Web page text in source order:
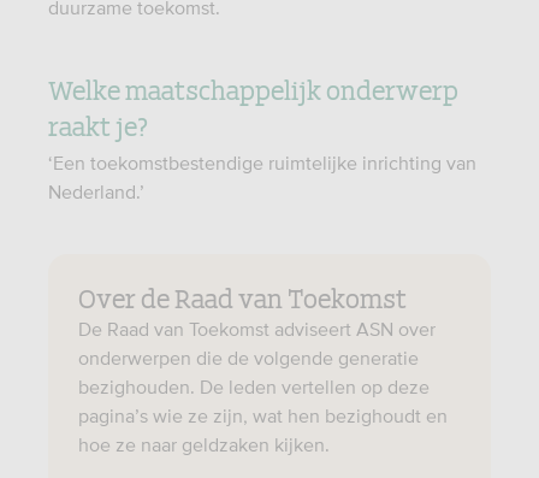
duurzame toekomst.
Welke maatschappelijk onderwerp
raakt je?
‘Een toekomstbestendige ruimtelijke inrichting van
Nederland.’
Over de Raad van Toekomst
De Raad van Toekomst adviseert ASN over
onderwerpen die de volgende generatie
bezighouden. De leden vertellen op deze
pagina’s wie ze zijn, wat hen bezighoudt en
hoe ze naar geldzaken kijken.